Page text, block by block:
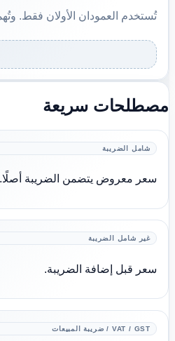
تُستخدم العمودان الأولان فقط.
مصطلحات سريعة
شامل الضريبة
سعر معروض يتضمن الضريبة أصلًا.
غير شامل الضريبة
سعر قبل إضافة الضريبة.
VAT / GST / ضريبة المبيعات